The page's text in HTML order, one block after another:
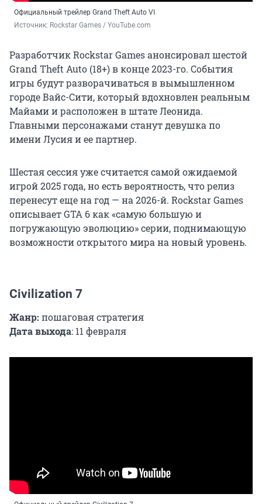
Официальный трейлер Grand Theft Auto VI
Источник: Rockstar Games / YouTube.com
Разработчик Rockstar Games анонсировал шестой
Grand Theft Auto (18+) в конце 2023-го. События
игры будут разворачиваться в вымышленном
городе Вайс-Сити, который вдохновлен реальным
Майами и расположен в штате Леонида.
Главными персонажами станут девушка по
имени Лусия и ее партнер.
Шестая сессия уже считается самой ожидаемой
игрой 2025 года, но есть вероятность, что релиз
перенесут еще на год — на 2026-й. Rockstar Games
описывает GTA 6 как «самую большую и
погружающую эволюцию» серии, поднимающую
возможности открытого мира на новый уровень.
Civilization 7
Жанр: пошаговая стратегия
Дата выхода: 11 февраля